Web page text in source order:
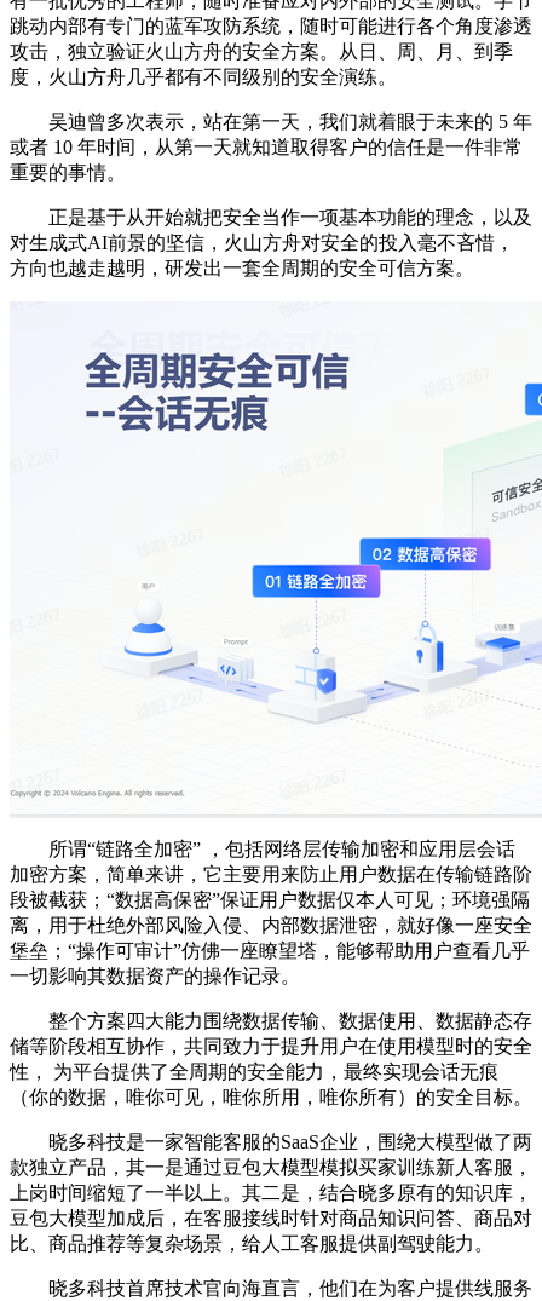
跳动内部有专门的蓝军攻防系统，随时可能进行各个角度渗透
攻击，独立验证火山方舟的安全方案。从日、周、月、到季
度，火山方舟几乎都有不同级别的安全演练。
吴迪曾多次表示，站在第一天，我们就着眼于未来的 5 年
或者 10 年时间，从第一天就知道取得客户的信任是一件非常
重要的事情。
正是基于从开始就把安全当作一项基本功能的理念，以及
对生成式AI前景的坚信，火山方舟对安全的投入毫不吝惜，
方向也越走越明，研发出一套全周期的安全可信方案。
所谓“链路全加密” ，包括网络层传输加密和应用层会话
加密方案，简单来讲，它主要用来防止用户数据在传输链路阶
段被截获；“数据高保密”保证用户数据仅本人可见；环境强隔
离，用于杜绝外部风险入侵、内部数据泄密，就好像一座安全
堡垒；“操作可审计”仿佛一座瞭望塔，能够帮助用户查看几乎
一切影响其数据资产的操作记录。
整个方案四大能力围绕数据传输、数据使用、数据静态存
储等阶段相互协作，共同致力于提升用户在使用模型时的安全
性， 为平台提供了全周期的安全能力，最终实现会话无痕
（你的数据，唯你可见，唯你所用，唯你所有）的安全目标。
晓多科技是一家智能客服的SaaS企业，围绕大模型做了两
款独立产品，其一是通过豆包大模型模拟买家训练新人客服，
上岗时间缩短了一半以上。其二是，结合晓多原有的知识库，
豆包大模型加成后，在客服接线时针对商品知识问答、商品对
比、商品推荐等复杂场景，给人工客服提供副驾驶能力。
晓多科技首席技术官向海直言，他们在为客户提供线服务